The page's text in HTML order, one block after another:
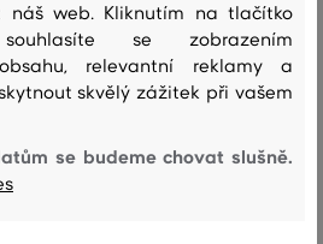
náš web. Kliknutím na tlačítko
se zobrazením
relevantní reklamy a
skvělý zážitek při vašem
se budeme chovat slušně.